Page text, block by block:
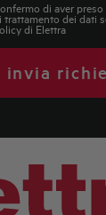
di aver
trattamento dei dati
di Elettra
invia